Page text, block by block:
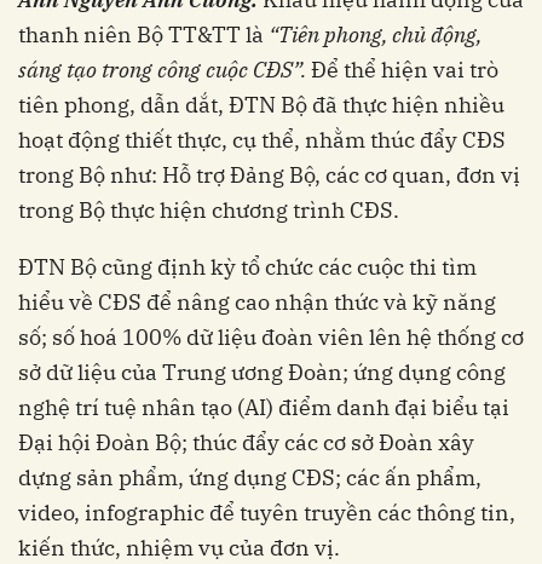
thanh niên Bộ TT&TT là “Tiên phong, chủ động,
sáng tạo trong công cuộc CĐS”. Để thể hiện vai trò
tiên phong, dẫn dắt, ĐTN Bộ đã thực hiện nhiều
hoạt động thiết thực, cụ thể, nhằm thúc đẩy CĐS
trong Bộ như: Hỗ trợ Đảng Bộ, các cơ quan, đơn vị
trong Bộ thực hiện chương trình CĐS.
ĐTN Bộ cũng định kỳ tổ chức các cuộc thi tìm
hiểu về CĐS để nâng cao nhận thức và kỹ năng
số; số hoá 100% dữ liệu đoàn viên lên hệ thống cơ
sở dữ liệu của Trung ương Đoàn; ứng dụng công
nghệ trí tuệ nhân tạo (AI) điểm danh đại biểu tại
Đại hội Đoàn Bộ; thúc đẩy các cơ sở Đoàn xây
dựng sản phẩm, ứng dụng CĐS; các ấn phẩm,
video, infographic để tuyên truyền các thông tin,
kiến thức, nhiệm vụ của đơn vị.